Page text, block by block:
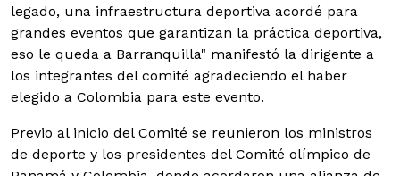
legado, una infraestructura deportiva acordé para
grandes eventos que garantizan la práctica deportiva,
eso le queda a Barranquilla" manifestó la dirigente a
los integrantes del comité agradeciendo el haber
elegido a Colombia para este evento.
Previo al inicio del Comité se reunieron los ministros
de deporte y los presidentes del Comité olímpico de